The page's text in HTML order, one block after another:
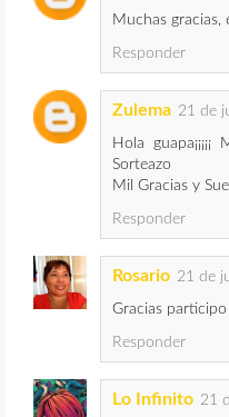
Muchas gracias,
Responder
Zulema 21 de
Hola
Sorteazo
Mil Gracias y
Responder
Rosario 21 de
Gracias participo
Responder
Lo Infinito 21